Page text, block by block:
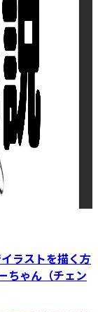
ラストを描く方
ちゃん（チェン